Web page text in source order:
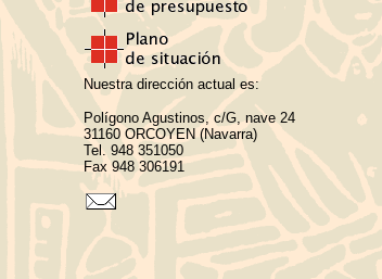
Nuestra dirección actual es:
Polígono Agustinos, c/G, nave 24
31160 ORCOYEN (Navarra)
Tel. 948 351050
Fax 948 306191